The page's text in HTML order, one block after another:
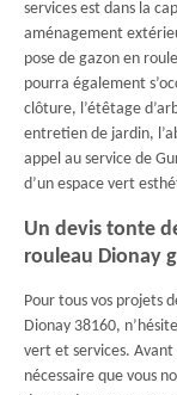
services est dans la
aménagement
pose de gazon en
pourra également
clôture, l’étêtage
entretien de jardin,
appel au service de
d’un espace vert
Un devis tonte
rouleau Dionay
Pour tous vos projets
Dionay 38160,
vert et services. Avant
nécessaire que vous